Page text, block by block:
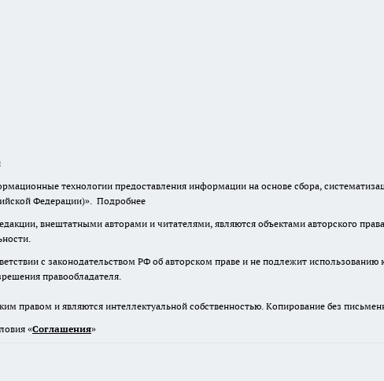
технологии предоставления информации на основе сбора,
Федерации)». Подробнее
внештатными авторами и читателями, являются объектами авторского
с законодательством РФ об авторском праве и не подлежит
правообладателя.
правом и являются интеллектуальной собственностью. Копирование без
«Cоглашения»